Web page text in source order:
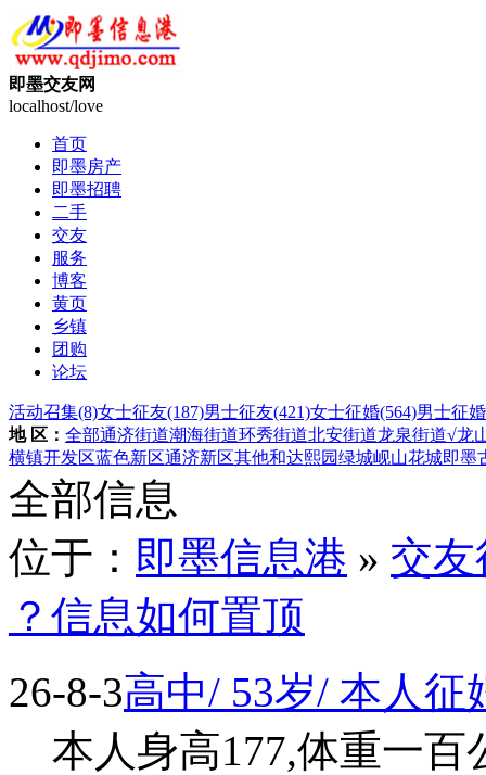
即墨交友网
localhost/love
首页
即墨房产
即墨招聘
二手
交友
服务
博客
黄页
乡镇
团购
论坛
活动召集(8)女士征友(187)男士征友(421)女士征婚(564)男士征婚
地 区： 全部通济街道潮海街道环秀街道北安街道龙泉街道√龙
横镇开发区蓝色新区通济新区其他和达熙园绿城岘山花城即墨
全部信息
位于： 即墨信息港 » 交
？信息如何置顶
26-8-3高中/ 53岁/ 本人征
本人身高177,体重一